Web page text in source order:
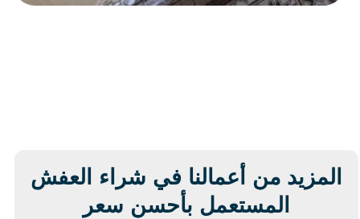
المزيد من أعمالنا في شراء العفش
المستعمل بأحسن سعر